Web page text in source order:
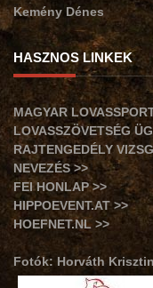
Kemény Dénes
HASZNOS LINKEK
MAGYAR
LOVASSZÖVETSÉG
RAJTENGEDÉLY
NEVEZÉS >>
FEI HONLAP >>
HIPPOEVENT.AT >>
HOEFNET.NL >>
Fotók: Horváth